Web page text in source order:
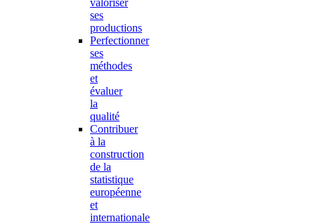
valoriser
ses
productions
Perfectionner
ses
méthodes
et
évaluer
la
qualité
Contribuer
à la
construction
de la
statistique
européenne
et
internationale